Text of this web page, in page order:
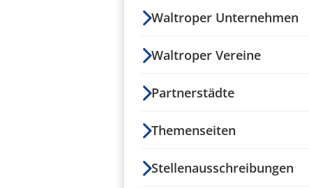
Waltroper Unternehmen
Waltroper Vereine
Partnerstädte
Themenseiten
Stellenausschreibungen